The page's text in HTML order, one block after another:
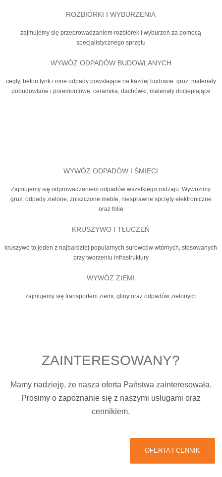
ROZBIÓRKI I WYBURZENIA
zajmujemy się przeprowadzaniem rozbiórek i wyburzeń za pomocą
specjalistycznego sprzętu
WYWÓZ ODPADÓW BUDOWLANYCH
cegły, beton tynk i inne odpady powstające na każdej budowie: gruz, materiały
pobudowlane i poremontowe: ceramika, dachówki, materiały docieplające
WYWÓZ ODPADÓW I ŚMIECI
Zajmujemy się odprowadzaniem odpadów wszelkiego rodzaju. Wywozimy
gruz, odpady zielone, zniszczone meble, niesprawne sprzęty elektroniczne
oraz folie
KRUSZYWO I TŁUCZEŃ
kruszywo to jeden z najbardziej popularnych surowców wtórnych, stosowanych
przy tworzeniu infrastruktury
WYWÓZ ZIEMI
zajmujemy się transportem ziemi, gliny oraz odpadów zielonych
ZAINTERESOWANY?
Mamy nadzieję, że nasza oferta Państwa zainteresowała.
Prosimy o zapoznanie się z naszymi usługami oraz
cennikiem.
OFERTA I CENNIK